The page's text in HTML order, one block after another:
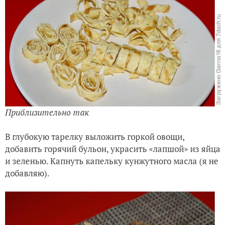
Приблизительно так
В глубокую тарелку выложить горкой овощи,
добавить горячий бульон, украсить «лапшой» из яйца
и зеленью. Капнуть капельку кунжутного масла (я не
добавляю).